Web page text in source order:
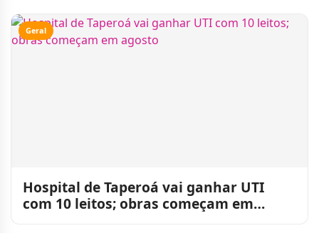
Geral
Hospital de Taperoá vai ganhar UTI
com 10 leitos; obras começam em